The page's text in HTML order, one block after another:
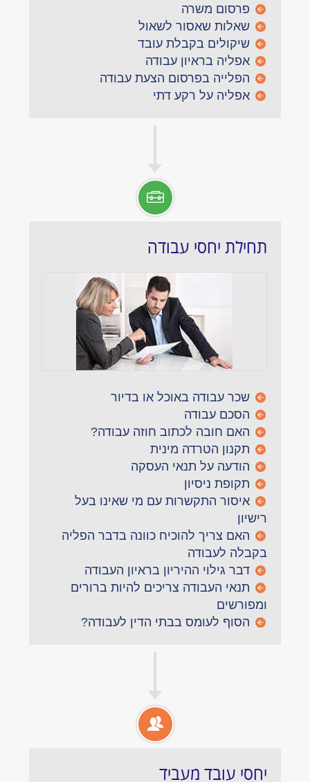
פרסום משרה
שאלות שאסור לשאול
שיקולים בקבלת עובד
אפליה בראיון עבודה
הפלייה בפרסום הצעת עבודה
אפליה על רקע דתי
תחילת יחסי עבודה
שכר עבודה באוכל או בדיור
הסכם עבודה
האם חובה לכתוב חוזה עבודה?
תקנון הטרדה מינית
הודעה על תנאי העסקה
תקופת ניסיון
איסור התקשרות עם מי שאינו בעל
רישיון
האם צריך להוכיח כוונה בדבר הפליה
בקבלה לעבודה
דבר גילוי ההיריון בראיון העבודה
תנאי העבודה צריכים להיות ברורים
ומפורשים
הסוף לעומס בבתי הדין לעבודה?
יחסי עובד מעביד